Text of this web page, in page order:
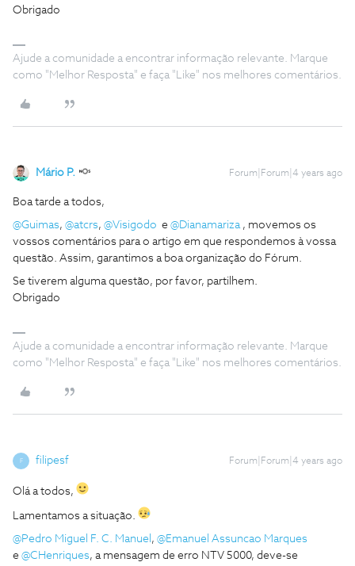
Obrigado
Ajude a comunidade a encontrar informação relevante. Marque
como "Melhor Resposta" e faça "Like" nos melhores comentários.
Mário P. Forum|Forum|4 years ago
Boa tarde a todos,
@Guimas, @atcrs, @Visigodo e @Dianamariza, movemos os
vossos comentários para o artigo em que respondemos à vossa
questão. Assim, garantimos a boa organização do Fórum.
Se tiverem alguma questão, por favor, partilhem.
Obrigado
Ajude a comunidade a encontrar informação relevante. Marque
como "Melhor Resposta" e faça "Like" nos melhores comentários.
F filipesf Forum|Forum|4 years ago
Olá a todos,
Lamentamos a situação.
@Pedro Miguel F. C. Manuel , @Emanuel Assuncao Marques
e @CHenriques, a mensagem de erro NTV 5000, deve-se